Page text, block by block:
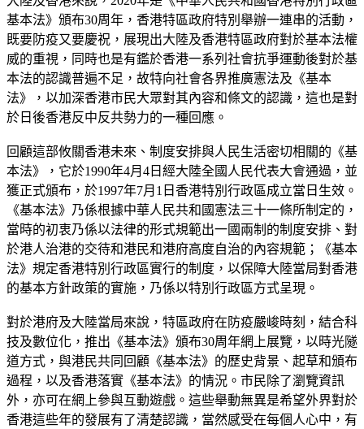
基本法》頒布30周年，香港特區政府特別舉辦一連串的活動，
既要防疫又要慶祝，展現出大陸及香港特區政府對於基本法權
威的重視，同時也是有鑑於香港一系列社會抗爭運動後對於基
本法的認識普遍不足，故特向社會各界推廣憲法及《基本
法》，以加深香港市民大眾對其內容和條文的認識，這也是對
於日後香港反中反共勢力的一種回應。
回顧這部攸關香港未來、制度安排與人民生活密切相關的《基
本法》，它於1990年4月4日經大陸全國人民代表大會通過，並
獲正式頒布，於1997年7月1日香港特別行政區成立當日生效。
《基本法》乃係根據中華人民共和國憲法三十一條所制定的，
當時的初衷乃係以法律的形式規範出一國兩制的制度安排、對
於港人治港的交待和港民和港府高度自治的內容規範；《基本
法》規定香港特別行政區實行的制度，以保障大陸當局對香港
的基本方針政策的實施，乃係以特別行政區方式呈現。
對於港府及大陸當局來說，特區政府在防疫嚴峻時刻，結合科
技及數位化，推出《基本法》頒布30周年網上展覽，以時光隧
道方式，與港民共同回顧《基本法》的歷史背景、起草和頒布
過程，以及香港落實《基本法》的情況。市民除了瀏覽資訊
外，亦可在網上參與互動遊戲。這些舉動無異是希望外界對於
香港這些年的發展有了清楚認識，當然感受在每個人心中，有